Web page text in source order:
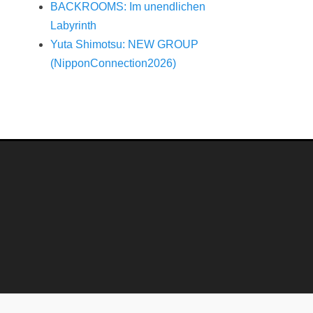
BACKROOMS: Im unendlichen
Labyrinth
Yuta Shimotsu: NEW GROUP
(NipponConnection2026)